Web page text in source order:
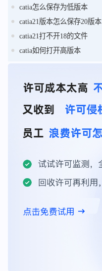
catia怎么保存为低版本
catia21版本怎么保存20版本
catia21打不开18的文件
catia如何打开高版本